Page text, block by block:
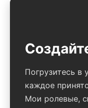
Погрузитесь в
каждое
Мои ролевые,